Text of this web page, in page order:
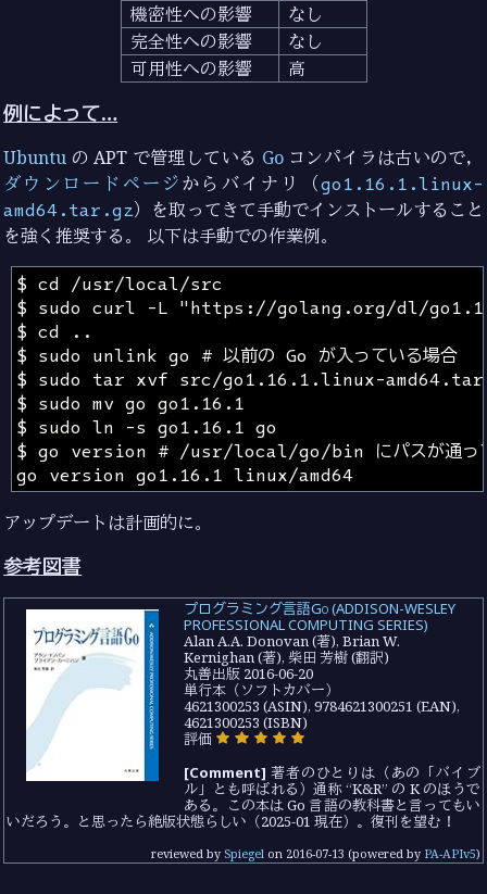
機密性への影響
なし
完全性への影響
なし
可用性への影響
高
例によって…
Ubuntu の APT で管理している Goコンパイラは古いので，
ダウンロードページからバイナリ（go1.16.1.linux-
amd64.tar.gz）を取ってきて手動でインストールすること
を強く推奨する。 以下は手動での作業例。
$ sudo unlink go # 以前の Go が入っている場合
go version go1.16.1 linux/amd64
アップデートは計画的に。
参考図書
プログラミング言語Go (ADDISON-WESLEY
PROFESSIONAL COMPUTING SERIES)
Alan A.A. Donovan (著), Brian W.
Kernighan (著), 柴田 芳樹 (翻訳)
丸善出版 2016-06-20
単行本（ソフトカバー）
4621300253 (ASIN), 9784621300251 (EAN),
4621300253 (ISBN)
評価
[Comment] 著者のひとりは（あの「バイブ
ル」とも呼ばれる）通称 “K&R” の K のほうで
ある。この本は Go 言語の教科書と言ってもい
いだろう。と思ったら絶版状態らしい（2025-01 現在）。復刊を望む！
reviewed by Spiegel on 2016-07-13 (powered by PA-APIv5)